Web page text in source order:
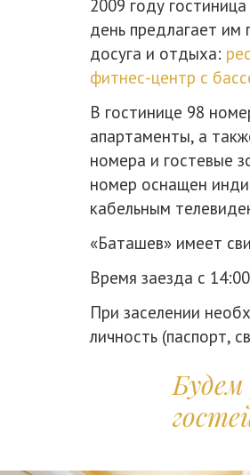
2009 году
день предлагает им
досуга и отдыха:
фитнес-центр с
В гостинице 98
апартаменты, а
номера и гостевые
номер оснащен
кабельным
«Баташев» имеет
Время заезда с
При заселении
личность (паспорт,